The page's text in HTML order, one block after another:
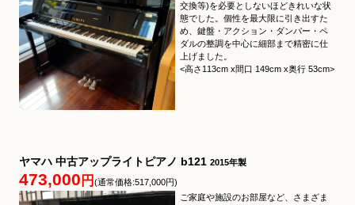
交換等)を必要としないほどきれいな状
態でした。個性を最大限に引き出すた
め、鍵盤・アクション・ダンパー・ペ
ダルの整調を中心に細部まで精密に仕
上げました。
<高さ113cm x間口 149cm x奥行 53cm>
ヤマハ 中古アップライトピアノ b121 2015年製
473,000 円 (通常価格:517,000円)
ご家庭や施設のお部屋など、さまざま